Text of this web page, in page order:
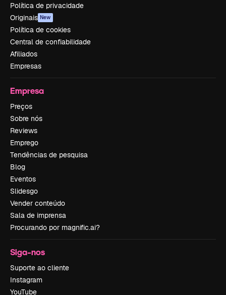
Política de privacidade
Originais New
Política de cookies
Central de confiabilidade
Afiliados
Empresas
Empresa
Preços
Sobre nós
Reviews
Emprego
Tendências de pesquisa
Blog
Eventos
Slidesgo
Vender conteúdo
Sala de imprensa
Procurando por magnific.ai?
Siga-nos
Suporte ao cliente
Instagram
YouTube